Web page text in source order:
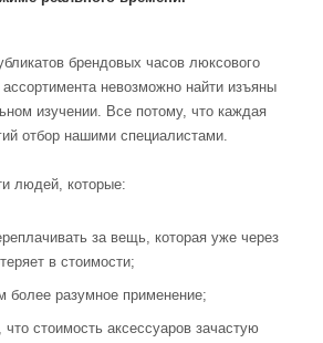
брендовых часов люксового
ассортимента невозможно найти изъяны
изучении. Все потому, что каждая
отбор нашими специалистами.
людей, которые:
за вещь, которая уже через
в стоимости;
более разумное применение;
стоимость аксессуаров зачастую